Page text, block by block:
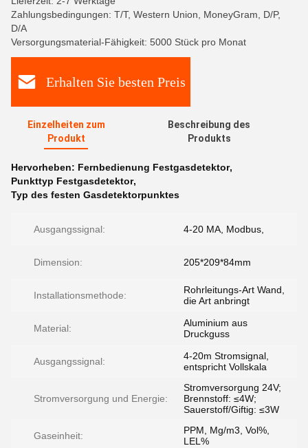
Zahlungsbedingungen: T/T, Western Union, MoneyGram, D/P,
D/A
Versorgungsmaterial-Fähigkeit: 5000 Stück pro Monat
Erhalten Sie besten Preis
Einzelheiten zum
Produkt
Beschreibung des
Produkts
Hervorheben: Fernbedienung Festgasdetektor,
Punkttyp Festgasdetektor,
Typ des festen Gasdetektorpunktes
Ausgangssignal: 4-20 MA, Modbus,
Dimension: 205*209*84mm
Installationsmethode:
Rohrleitungs-Art Wand,
die Art anbringt
Material:
Aluminium aus
Druckguss
Ausgangssignal:
4-20m Stromsignal,
entspricht Vollskala
Stromversorgung und Energie:
Stromversorgung 24V;
Brennstoff: ≤4W;
Sauerstoff/Giftig: ≤3W
Gaseinheit:
PPM, Mg/m3, Vol%,
LEL%